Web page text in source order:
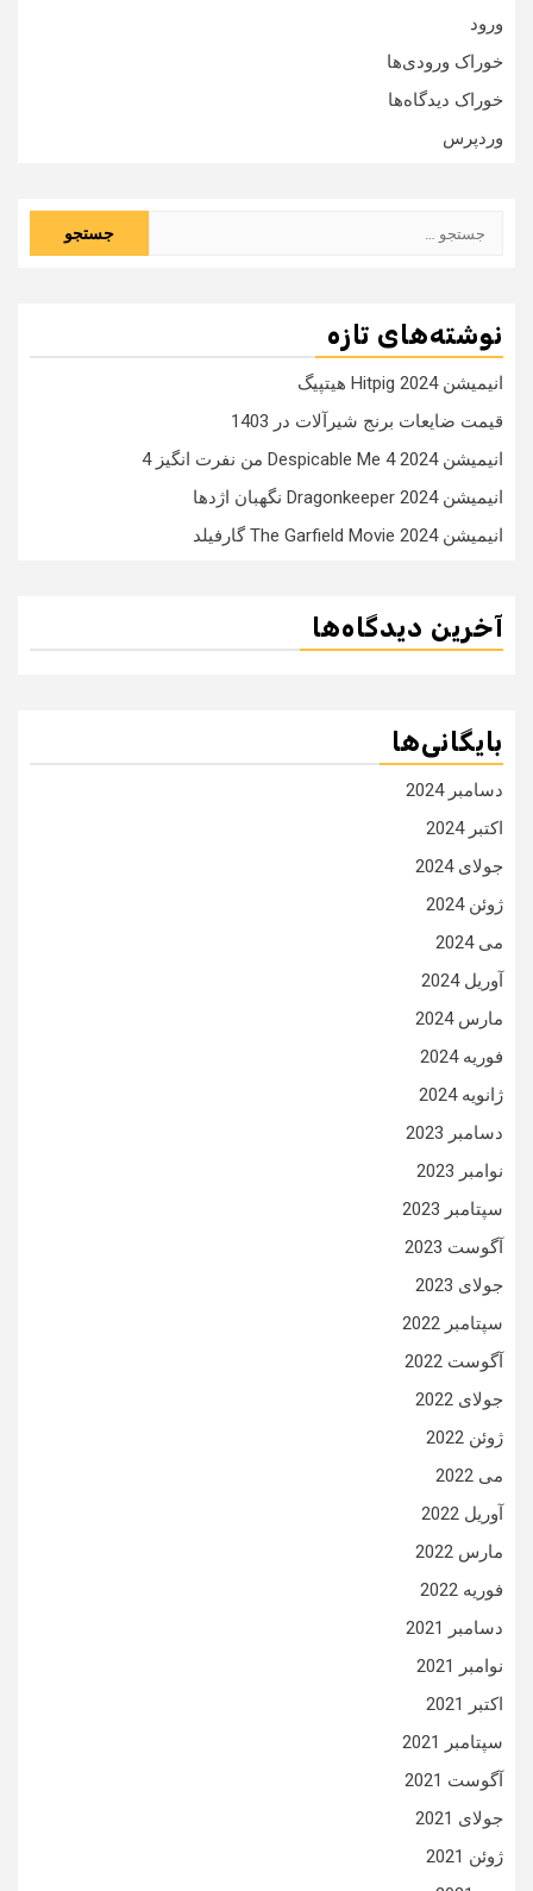
ورود
خوراک ورودی‌ها
خوراک دیدگاه‌ها
وردپرس
نوشته‌های تازه
انیمیشن Hitpig 2024 هیتپیگ
قیمت ضایعات برنج شیرآلات در 1403
انیمیشن Despicable Me 4 2024 من نفرت انگیز 4
انیمیشن Dragonkeeper 2024 نگهبان اژدها
انیمیشن The Garfield Movie 2024 گارفیلد
آخرین دیدگاه‌ها
بایگانی‌ها
دسامبر 2024
اکتبر 2024
جولای 2024
ژوئن 2024
می 2024
آوریل 2024
مارس 2024
فوریه 2024
ژانویه 2024
دسامبر 2023
نوامبر 2023
سپتامبر 2023
آگوست 2023
جولای 2023
سپتامبر 2022
آگوست 2022
جولای 2022
ژوئن 2022
می 2022
آوریل 2022
مارس 2022
فوریه 2022
دسامبر 2021
نوامبر 2021
اکتبر 2021
سپتامبر 2021
آگوست 2021
جولای 2021
ژوئن 2021